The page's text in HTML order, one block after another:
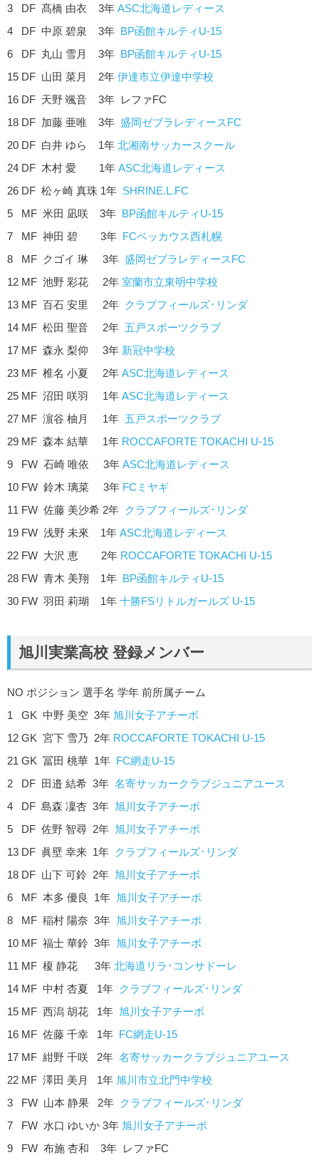
3 DF 髙橋 由衣 3年 ASC北海道レディース
4 DF 中原 碧泉 3年 BP函館キルティU-15
6 DF 丸山 雪月 3年 BP函館キルティU-15
15 DF 山田 菜月 2年 伊達市立伊達中学校
16 DF 天野 颯音 3年 レファFC
18 DF 加藤 亜唯 3年 盛岡ゼブラレディースFC
20 DF 白井 ゆら 1年 北湘南サッカースクール
24 DF 木村 愛 1年 ASC北海道レディース
26 DF 松ヶ崎 真珠 1年 SHRINE.L.FC
5 MF 米田 凪咲 3年 BP函館キルティU-15
7 MF 神田 碧 3年 FCベッカウス西札幌
8 MF クゴイ 琳 3年 盛岡ゼブラレディースFC
12 MF 池野 彩花 2年 室蘭市立東明中学校
13 MF 百石 安里 2年 クラブフィールズ･リンダ
14 MF 松田 聖音 2年 五戸スポーツクラブ
17 MF 森永 梨仰 3年 新冠中学校
23 MF 椎名 小夏 2年 ASC北海道レディース
25 MF 沼田 咲羽 1年 ASC北海道レディース
27 MF 濵谷 柚月 1年 五戸スポーツクラブ
29 MF 森本 結華 1年 ROCCAFORTE TOKACHI U-15
9 FW 石崎 唯依 3年 ASC北海道レディース
10 FW 鈴木 璃菜 3年 FCミヤギ
11 FW 佐藤 美沙希 2年 クラブフィールズ･リンダ
19 FW 浅野 未來 1年 ASC北海道レディース
22 FW 大沢 恵 2年 ROCCAFORTE TOKACHI U-15
28 FW 青木 美翔 1年 BP函館キルティU-15
30 FW 羽田 莉瑚 1年 十勝FSリトルガールズ U-15
旭川実業高校 登録メンバー
NO ポジション 選手名 学年 前所属チーム
1 GK 中野 美空 3年 旭川女子アチーボ
12 GK 宮下 雪乃 2年 ROCCAFORTE TOKACHI U-15
21 GK 冨田 桃華 1年 FC網走U-15
2 DF 田邉 結希 3年 名寄サッカークラブジュニアユース
4 DF 島森 凜杏 3年 旭川女子アチーボ
5 DF 佐野 智尋 2年 旭川女子アチーボ
13 DF 眞壁 幸来 1年 クラブフィールズ･リンダ
18 DF 山下 可鈴 2年 旭川女子アチーボ
6 MF 本多 優良 1年 旭川女子アチーボ
8 MF 稲村 陽奈 3年 旭川女子アチーボ
10 MF 福士 華鈴 3年 旭川女子アチーボ
11 MF 榎 静花 3年 北海道リラ･コンサドーレ
14 MF 中村 杏夏 1年 クラブフィールズ･リンダ
15 MF 西潟 胡花 1年 旭川女子アチーボ
16 MF 佐藤 千幸 1年 FC網走U-15
17 MF 紺野 千咲 2年 名寄サッカークラブジュニアユース
22 MF 澤田 美月 1年 旭川市立北門中学校
3 FW 山本 静果 2年 クラブフィールズ･リンダ
7 FW 水口 ゆいか 3年 旭川女子アチーボ
9 FW 布施 杏和 3年 レファFC